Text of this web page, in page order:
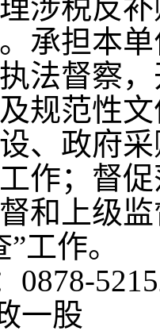
涉税反
承担本
法督察
规范性
、政府
作；督
和上级
工作。
0878-
一股